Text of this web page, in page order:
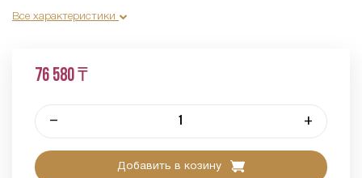
Все характеристики
76 580 ₸
– +
Добавить в козину